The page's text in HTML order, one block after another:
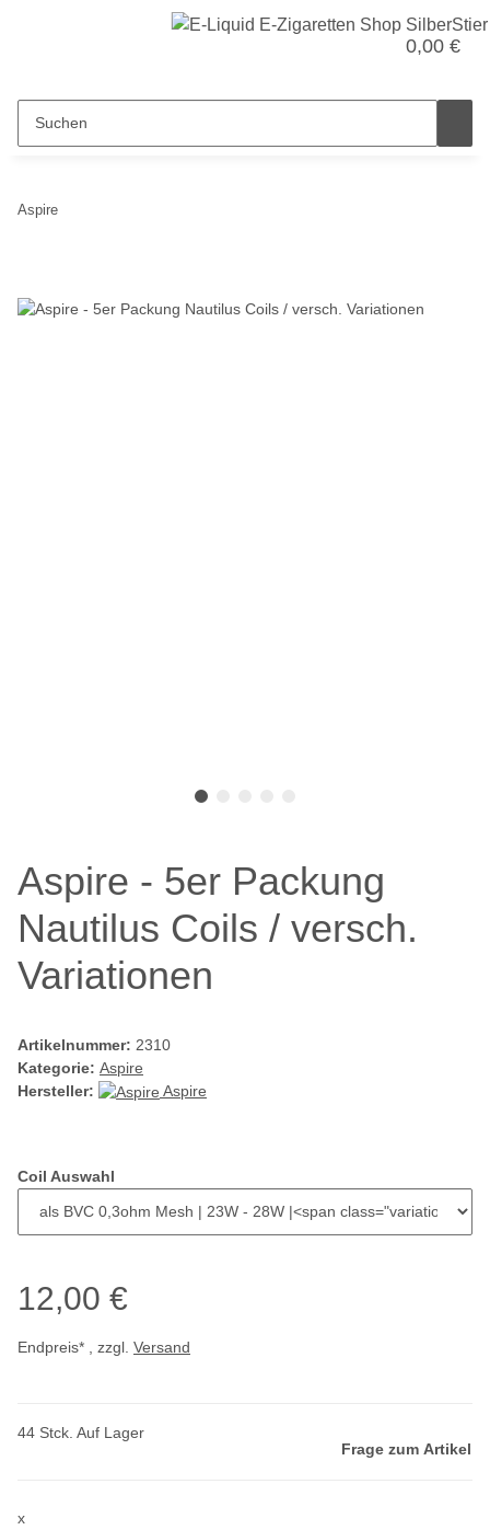
0,00 €
Aspire
Aspire - 5er Packung
Nautilus Coils / versch.
Variationen
Artikelnummer: 2310
Kategorie: Aspire
Hersteller:
Aspire
Coil Auswahl
12,00 €
Endpreis* , zzgl. Versand
44 Stck. Auf Lager
Frage zum Artikel
x